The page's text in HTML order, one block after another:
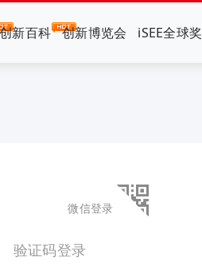
创新百科 创新博览会 iSEE全球奖
微信登录
验证码登录